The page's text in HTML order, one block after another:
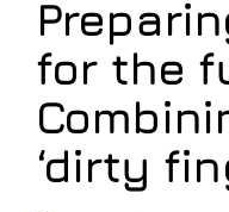
for the
‘dirty